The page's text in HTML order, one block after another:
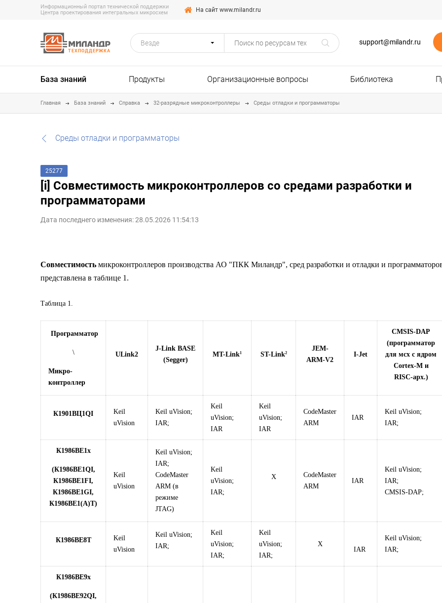
Информационный портал технической поддержки
Центра проектирования интегральных микросхем
На сайт www.milandr.ru
ТЕХПОДДЕРЖКА
Везде support@milandr.ru
База знаний Продукты Организационные вопросы Библиотека
Главная База знаний Справка 32-разрядные микроконтроллеры Среды отладки и программаторы
Среды отладки и программаторы
25277
[i] Совместимость микроконтроллеров со средами разработки и
программаторами
Дата последнего изменения: 28.05.2026 11:54:13
Совместимость микроконтроллеров производства АО "ПКК Миландр", сред разработки и отладки и
представлена в таблице 1.
Таблица 1.
Программатор
\
Микро-
контроллер
ULink2
J-Link BASE
(Segger)
MT-Link1 ST-Link2
JEM-
ARM-V2
I-Jet
CMSIS-DAP
(программатор
для мсх с ядром
Cortex-M и
RISC-арх.)
К1901ВЦ1QI
Keil
uVision
Keil uVision;
IAR;
Keil
uVision;
IAR
Keil
uVision;
IAR
CodeMaster
ARM
IAR
Keil uVision;
IAR;
К1986ВЕ1x
(К1986ВЕ1QI,
К1986ВЕ1FI,
К1986ВЕ1GI,
К1986ВЕ1(A)T)
Keil
uVision
Keil uVision;
IAR;
CodeMaster
ARM (в
режиме
JTAG)
Keil
uVision;
IAR;
X
CodeMaster
ARM
IAR
Keil uVision;
IAR;
CMSIS-DAP;
К1986ВЕ8Т
Keil
uVision
Keil uVision;
IAR;
Keil
uVision;
IAR;
Keil
uVision;
IAR;
X
IAR
Keil uVision;
IAR;
К1986ВЕ9x
(К1986ВЕ92QI,